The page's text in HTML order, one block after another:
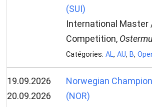
(SUI)
International Master
Competition,
Catégories: AL, AU, B,
19.09.2026
20.09.2026
Norwegian
(NOR)